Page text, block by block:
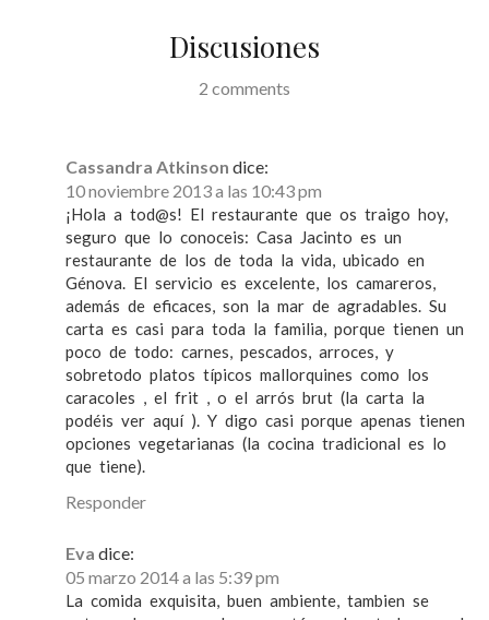
Discusiones
2 comments
Cassandra Atkinson dice:
10 noviembre 2013 a las 10:43 pm
¡Hola a tod@s! El restaurante que os traigo hoy,
seguro que lo conoceis: Casa Jacinto es un
restaurante de los de toda la vida, ubicado en
Génova. El servicio es excelente, los camareros,
además de eficaces, son la mar de agradables. Su
carta es casi para toda la familia, porque tienen un
poco de todo: carnes, pescados, arroces, y
sobretodo platos típicos mallorquines como los
caracoles , el frit , o el arrós brut (la carta la
podéis ver aquí ). Y digo casi porque apenas tienen
opciones vegetarianas (la cocina tradicional es lo
que tiene).
Responder
Eva dice:
05 marzo 2014 a las 5:39 pm
La comida exquisita, buen ambiente, tambien se